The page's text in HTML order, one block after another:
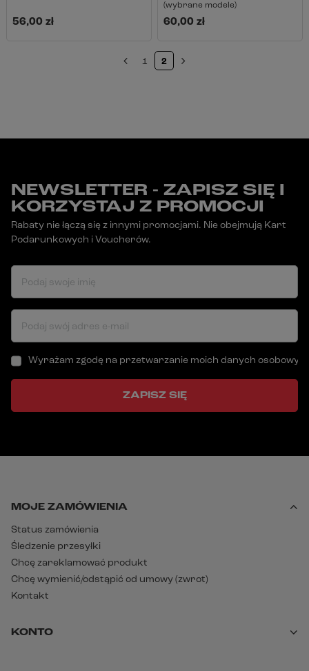
56,00 zł
(wybrane modele)
60,00 zł
1 2
NEWSLETTER - ZAPISZ SIĘ I
KORZYSTAJ Z PROMOCJI
Rabaty nie łączą się z innymi promocjami. Nie obejmują Kart
Podarunkowych i Voucherów.
Podaj swoje imię
Podaj swój adres e-mail
Wyrażam zgodę na przetwarzanie moich danych
ZAPISZ SIĘ
MOJE ZAMÓWIENIA
Status zamówienia
Śledzenie przesyłki
Chcę zareklamować produkt
Chcę wymienić/odstąpić od umowy (zwrot)
Kontakt
KONTO